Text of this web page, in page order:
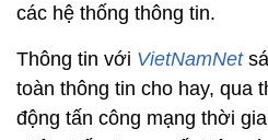
các hệ thống thông tin.
Thông tin với VietNamNet
toàn thông tin cho hay, qua
động tấn công mạng thời